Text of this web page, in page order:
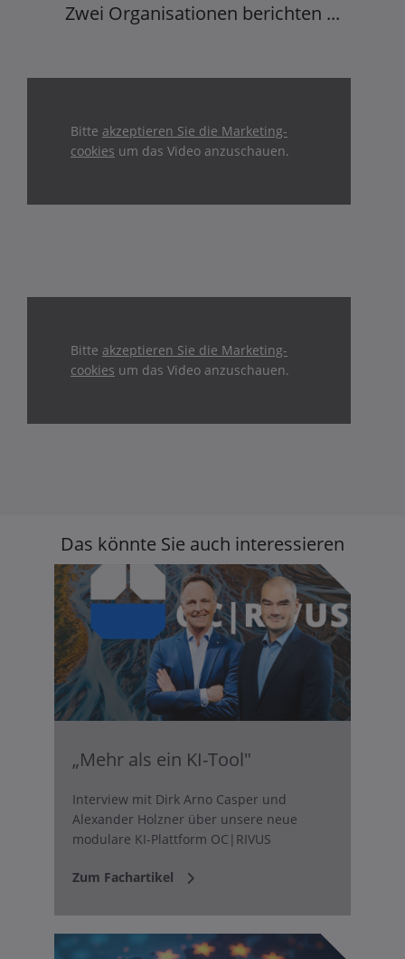
Zwei Organisationen berichten ...
Bitte akzeptieren Sie die Marketing-
cookies um das Video anzuschauen.
Bitte akzeptieren Sie die Marketing-
cookies um das Video anzuschauen.
Das könnte Sie auch interessieren
„Mehr als ein KI-Tool"
Interview mit Dirk Arno Casper und
Alexander Holzner über unsere neue
modulare KI-Plattform OC|RIVUS
Zum Fachartikel